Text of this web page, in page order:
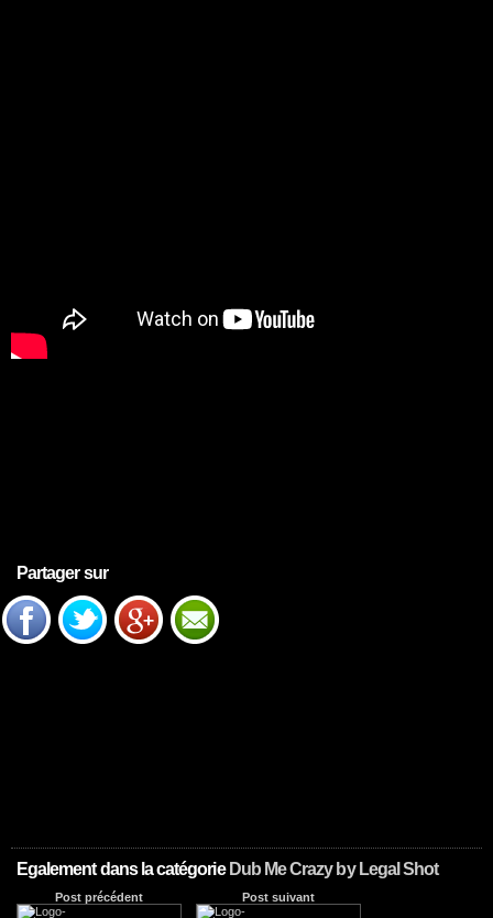
Partager sur
Egalement dans la catégorie Dub Me Crazy by Legal Shot
Post précédent Post suivant